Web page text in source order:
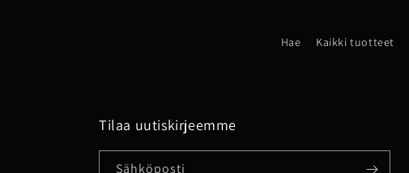
Hae Kaikki tuotteet
Tilaa uutiskirjeemme
Sähköposti